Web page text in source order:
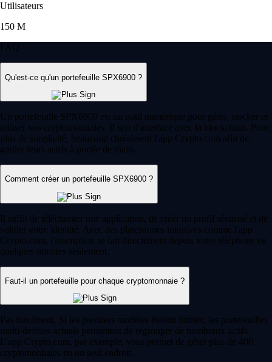
Utilisateurs
150 M
FAQ
Qu'est-ce qu'un portefeuille SPX6900 ?
Un portefeuille SPX6900 est un outil numérique pour gérer, stocker et
utiliser vos cryptomonnaies. Il sert d'interface avec la blockchain. Pour
plus de simplicité, beaucoup choisissent l'app Crypto.com afin de
garder leurs actifs à portée de main.
Comment créer un portefeuille SPX6900 ?
Il suffit de télécharger une application, de créer un profil sécurisé et de
valider votre identité. Avec des plateformes intuitives comme l'app
Crypto.com, l'inscription se fait directement depuis votre téléphone en
quelques minutes seulement.
Faut-il un portefeuille pour chaque cryptomonnaie ?
Pas forcément. Si les premiers modèles étaient limités, les portefeuilles
multi-devises actuels permettent de regrouper de nombreux actifs.
L'app Crypto.com, par exemple, vous permet de gérer plus de 400
cryptomonnaies en un seul endroit.